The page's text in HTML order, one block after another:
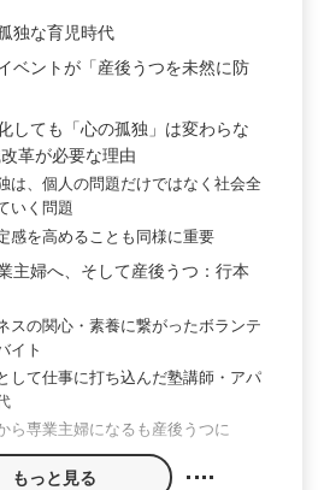
独な育児時代
ベントが「産後うつを未然に防
しても「心の孤独」は変わらな
革が必要な理由
は、個人の問題だけではなく社会全
いく問題
感を高めることも同様に重要
主婦へ、そして産後うつ：行本
スの関心・素養に繋がったボランテ
イト
して仕事に打ち込んだ塾講師・アパ
ら専業主婦になるも産後うつに
もっと見る